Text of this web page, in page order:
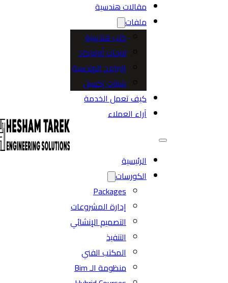
مقالات هندسية
ملفات
كتب هندسية
لوحات أوتوكاد
البرامج الهندسية
شيتات إكسيل
كيف تعمل الخدمة
آراء العملاء
الرئيسية
الكورسات
Packages
إدارة المشروعات
التصميم الإنشائي
التنفيذ
المكتب الفني
منظومة الـ Bim